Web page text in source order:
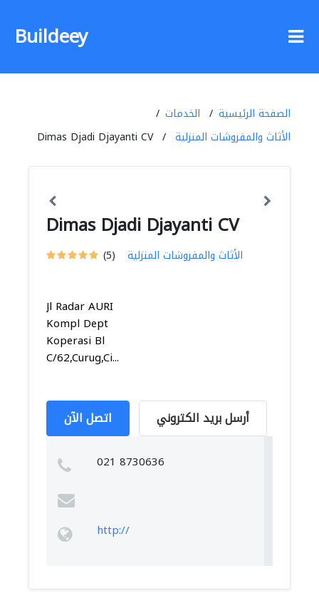
Buildeey
الصفحة الرئيسية
الخدمات
الأثاث والمفروشات المنزلية
Dimas Djadi Djayanti CV
Dimas Djadi Djayanti CV
(5) الأثاث والمفروشات المنزلية
Jl Radar AURI
Kompl Dept
Koperasi Bl
C/62,Curug,Ci...
اتصل الآن أرسل بريد الكتروني
021 8730636
http://